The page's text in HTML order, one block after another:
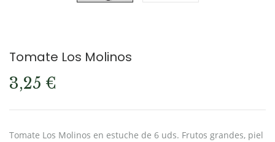
Tomate Los Molinos
3,25 €
Tomate Los Molinos en estuche de 6 uds. Frutos grandes, piel